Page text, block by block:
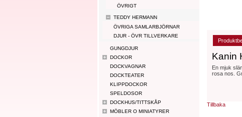
ÖVRIGT
TEDDY HERMANN
ÖVRIGA SAMLARBJÖRNAR
DJUR - ÖVR TILLVERKARE
GUNGDJUR
DOCKOR
DOCKVAGNAR
DOCKTEATER
KLIPPDOCKOR
SPELDOSOR
DOCKHUS/TITTSKÅP
MÖBLER O MINIATYRER
Kanin
En mjuk
rosa nos.
Tillbaka